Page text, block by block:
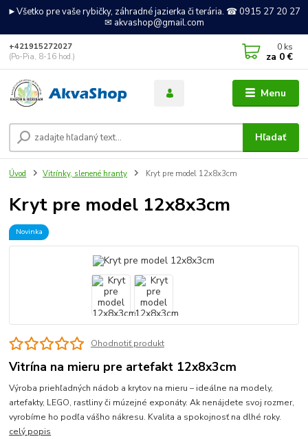
►Všetko pre vaše rybičky, záhradné jazierka či terária. ☎ 0915 27 20 27
✉ akvashop@gmail.com
Menu
Hľadať
+421915272027
(Po-Pia, 8-16 hod.)
0 ks
za 0 €
Úvod Vitrínky, slenené hranty Kryt pre model 12x8x3cm
Kryt pre model 12x8x3cm
Novinka
Ohodnotiť produkt
Vitrína na mieru pre artefakt 12x8x3cm
Výroba priehľadných nádob a krytov na mieru – ideálne na modely,
artefakty, LEGO, rastliny či múzejné exponáty. Ak nenájdete svoj rozmer,
vyrobíme ho podľa vášho nákresu. Kvalita a spokojnosť na dlhé roky.
celý popis